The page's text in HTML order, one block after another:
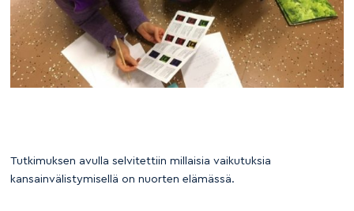
Tutkimuksen avulla selvitettiin millaisia vaikutuksia
kansainvälistymisellä on nuorten elämässä.